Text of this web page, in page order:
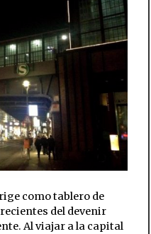
como tablero de
del devenir
Al viajar a la capital